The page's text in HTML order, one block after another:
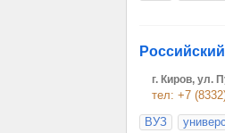
г. Киров, ул.
тел: +7
ВУЗ